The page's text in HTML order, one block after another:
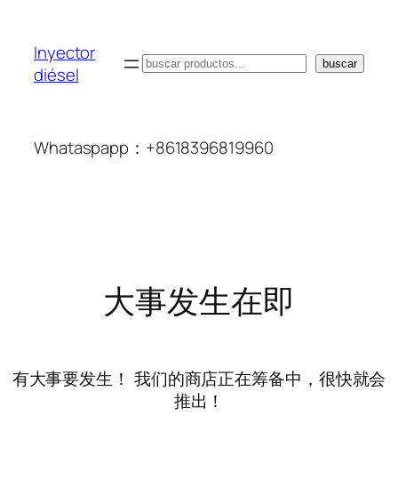
Inyector
diésel
搜
buscar
Whataspapp：+8618396819960
大事发生在即
有大事要发生！ 我们的商店正在筹备中，很快就会
推出！